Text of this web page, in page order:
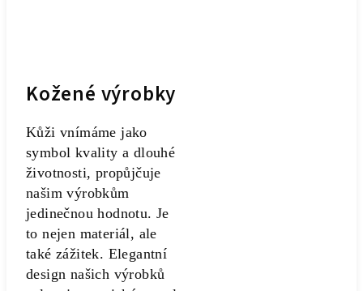
Kožené výrobky
Kůži vnímáme jako
symbol kvality a dlouhé
životnosti, propůjčuje
našim výrobkům
jedinečnou hodnotu. Je
to nejen materiál, ale
také zážitek. Elegantní
design našich výrobků